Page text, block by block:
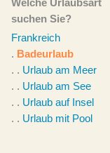
Welche Urlaubsart
suchen Sie?
Frankreich
. Badeurlaub
. . Urlaub am Meer
. . Urlaub am See
. . Urlaub auf Insel
. . Urlaub mit Pool